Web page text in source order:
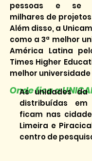
pessoas e se
milhares de
Além disso, a
como a 3ª melhor
América Latina
Times Higher
melhor universidade
Onde fica a
As unidades da
distribuídas
ficam nas
Limeira e
centro de